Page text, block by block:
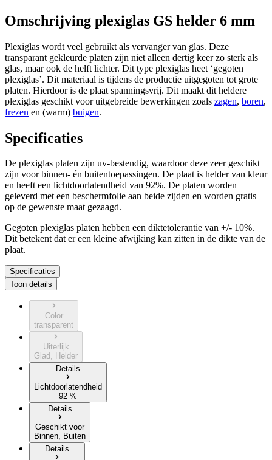
Omschrijving plexiglas GS helder 6 mm
Plexiglas wordt veel gebruikt als vervanger van glas. Deze
transparant gekleurde platen zijn niet alleen dertig keer zo sterk als
glas, maar ook de helft lichter. Dit type plexiglas heet ‘gegoten
plexiglas’. Dit materiaal is tijdens de productie uitgegoten tot grote
platen. Hierdoor is de plaat spanningsvrij. Dit maakt dit heldere
plexiglas geschikt voor uitgebreide bewerkingen zoals zagen, boren,
frezen en (warm) buigen.
Specificaties
De plexiglas platen zijn uv-bestendig, waardoor deze zeer geschikt
zijn voor binnen- én buitentoepassingen. De plaat is helder van kleur
en heeft een lichtdoorlatendheid van 92%. De platen worden
geleverd met een beschermfolie aan beide zijden en worden gratis
op de gewenste maat gezaagd.
Gegoten plexiglas platen hebben een diktetolerantie van +/- 10%.
Dit betekent dat er een kleine afwijking kan zitten in de dikte van de
plaat.
Specificaties
Toon details
Color
transparent
Uiterlijk
Glad, Helder
Details
Lichtdoorlatendheid
92 %
Details
Geschikt voor
Binnen, Buiten
Details